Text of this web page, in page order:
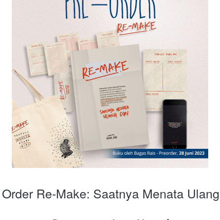
Re-Make: Saatnya Menata